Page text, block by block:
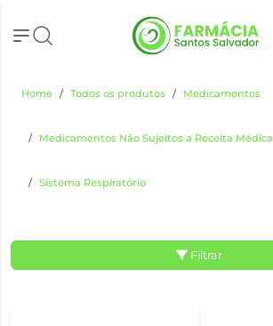
Home Todos os produtos Medicamentos
Medicamentos Não Sujeitos a Receita Médica
Sistema Respiratório
Filtrar